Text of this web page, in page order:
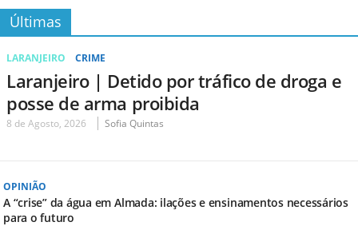
Últimas
LARANJEIRO CRIME
Laranjeiro | Detido por tráfico de droga e
posse de arma proibida
8 de Agosto, 2026 Sofia Quintas
OPINIÃO
A “crise” da água em Almada: ilações e ensinamentos necessários
para o futuro